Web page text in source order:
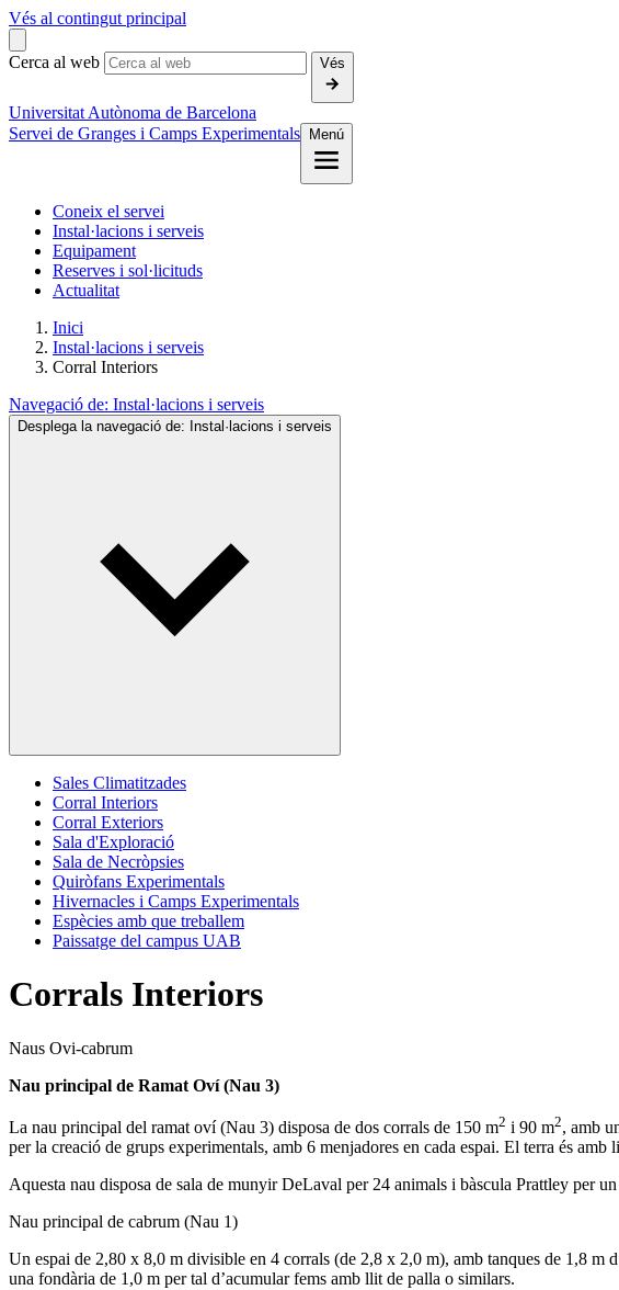
Vés al contingut principal
Cerca al web Vés
Universitat Autònoma de Barcelona
Servei de Granges i Camps Experimentals
Menú
Coneix el servei
Instal·lacions i serveis
Equipament
Reserves i sol·licituds
Actualitat
Inici
Instal·lacions i serveis
Corral Interiors
Navegació de: Instal·lacions i serveis
Desplega la navegació de: Instal·lacions i serveis
Sales Climatitzades
Corral Interiors
Corral Exteriors
Sala d'Exploració
Sala de Necròpsies
Quiròfans Experimentals
Hivernacles i Camps Experimentals
Espècies amb que treballem
Paissatge del campus UAB
Corrals Interiors
Naus Ovi-cabrum
Nau principal de Ramat Oví (Nau 3)
La nau principal del ramat oví (Nau 3) disposa de dos corrals de 150 m2 i 90 m2, amb
per la creació de grups experimentals, amb 6 menjadores en cada espai. El terra és amb
Aquesta nau disposa de sala de munyir DeLaval per 24 animals i bàscula Prattley per
Nau principal de cabrum (Nau 1)
Un espai de 2,80 x 8,0 m divisible en 4 corrals (de 2,8 x 2,0 m), amb tanques de 1,8 m
una fondària de 1,0 m per tal d’acumular fems amb llit de palla o similars.